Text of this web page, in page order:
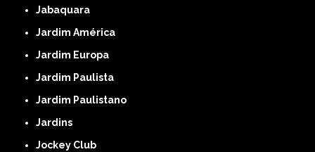
Jabaquara
Jardim América
Jardim Europa
Jardim Paulista
Jardim Paulistano
Jardins
Jockey Club